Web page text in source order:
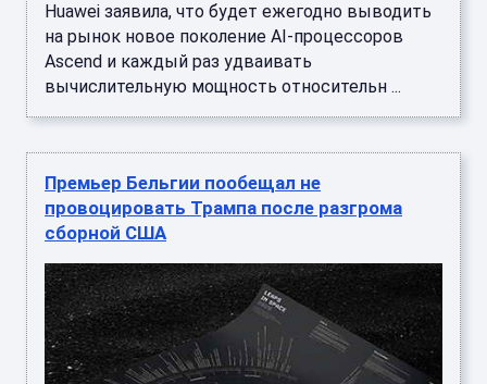
Huawei заявила, что будет ежегодно выводить
на рынок новое поколение AI-процессоров
Ascend и каждый раз удваивать
вычислительную мощность относительн ...
Премьер Бельгии пообещал не
провоцировать Трампа после разгрома
сборной США